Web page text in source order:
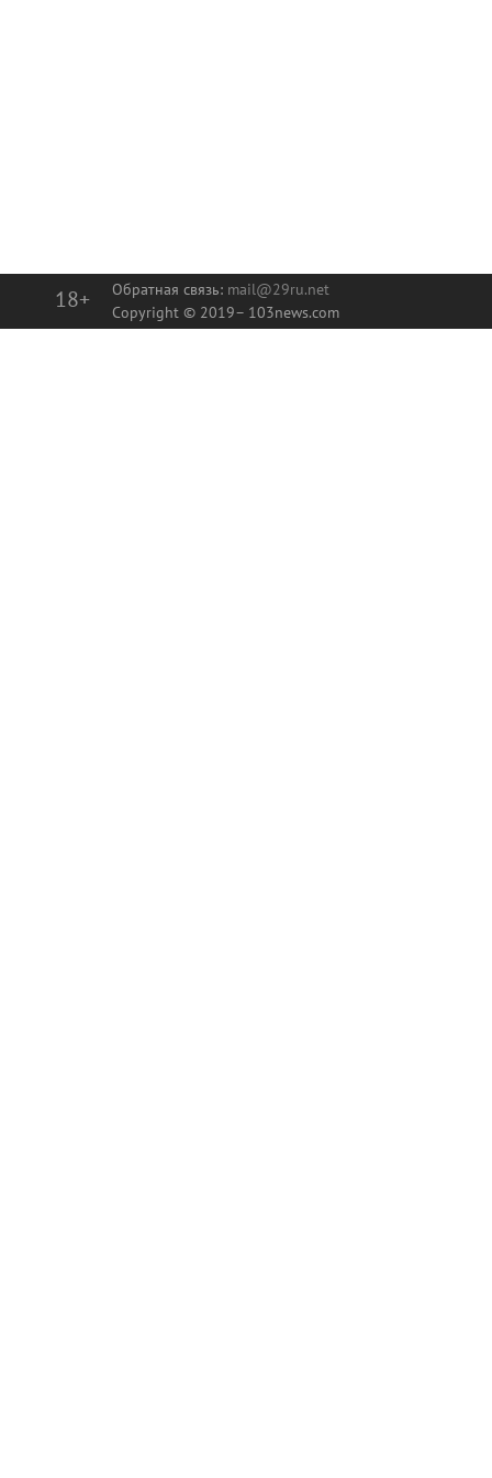
18+ Обратная связь: mail@29ru.net
Copyright © 2019– 103news.com